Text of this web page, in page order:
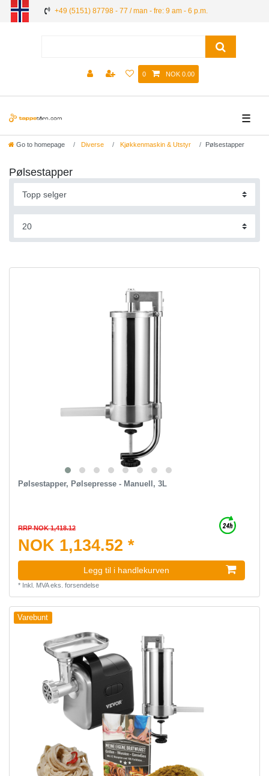
+49 (5151) 87798 - 77 / man - fre: 9 am - 6 p.m.
0 NOK 0.00
☰
Go to homepage Diverse Kjøkkenmaskin & Utstyr Pølsestapper
Pølsestapper
Pølsestapper, Pølsepresse - Manuell, 3L
RRP NOK 1,418.12
NOK 1,134.52 *
Legg til i handlekurven
* Inkl. MVAeks. forsendelse
Varebunt